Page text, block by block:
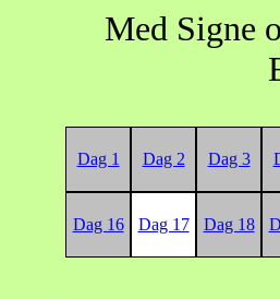
Med Signe
Dag 1 Dag 2 Dag 3
Dag 16 Dag 17 Dag 18